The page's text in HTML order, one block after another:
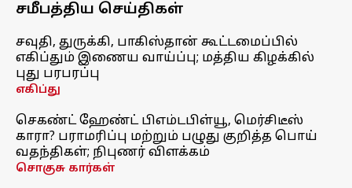
சமீபத்திய செய்திகள்
சவுதி, துருக்கி, பாகிஸ்தான் கூட்டமைப்பில்
எகிப்தும் இணைய வாய்ப்பு; மத்திய கிழக்கில்
புது பரபரப்பு
எகிப்து
செகண்ட் ஹேண்ட் பிஎம்டபிள்யூ, மெர்சிடீஸ்
காரா? பராமரிப்பு மற்றும் பழுது குறித்த பொய்
வதந்திகள்; நிபுணர் விளக்கம்
சொகுசு கார்கள்